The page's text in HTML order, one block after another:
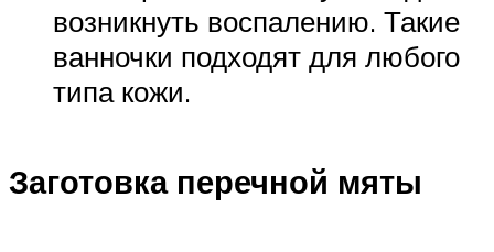
возникнуть воспалению. Такие
ванночки подходят для любого
типа кожи.
Заготовка перечной мяты